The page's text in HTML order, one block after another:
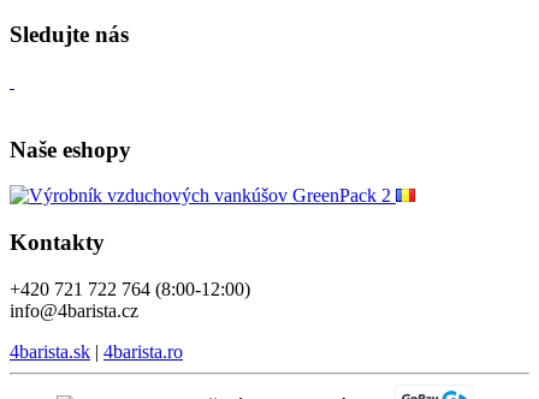
Sledujte nás
Naše eshopy
Kontakty
+420 721 722 764 (8:00-12:00)
info@4barista.cz
4barista.sk | 4barista.ro